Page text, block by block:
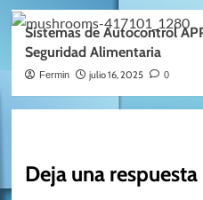
Sistemas de Autocontrol
Seguridad Alimentaria
Fermin julio 16, 2025 0
Deja una respuesta